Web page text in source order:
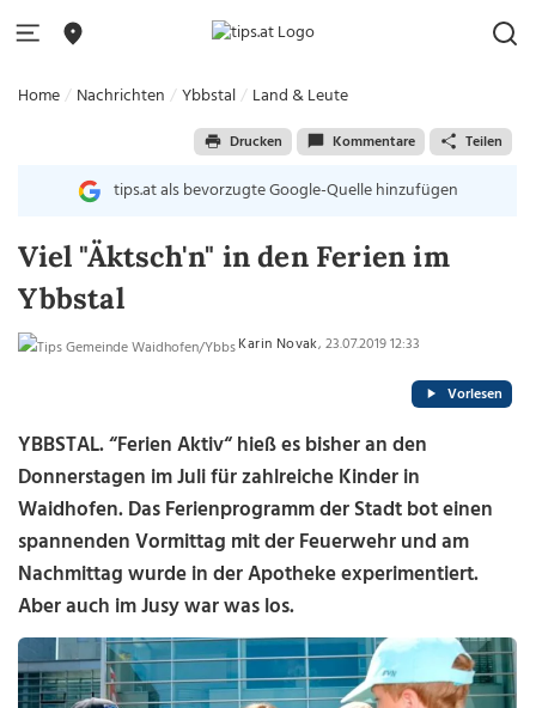
Home Nachrichten Ybbstal Land & Leute
Drucken Kommentare Teilen
tips.at als bevorzugte Google-Quelle hinzufügen
Viel "Äktsch'n" in den Ferien im
Ybbstal
Karin Novak, 23.07.2019 12:33
Vorlesen
YBBSTAL. “Ferien Aktiv“ hieß es bisher an den
Donnerstagen im Juli für zahlreiche Kinder in
Waidhofen. Das Ferienprogramm der Stadt bot einen
spannenden Vormittag mit der Feuerwehr und am
Nachmittag wurde in der Apotheke experimentiert.
Aber auch im Jusy war was los.